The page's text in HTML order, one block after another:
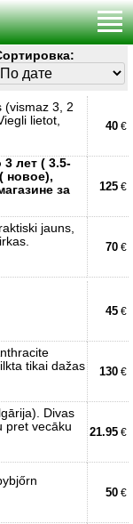
(vismaz 3, 2
lietot,
40 €
лет ( 3.5-
новое),
за
125 €
jauns,
70 €
45 €
tikai dažas
130 €
Divas
pret vecāku
21.95 €
50 €